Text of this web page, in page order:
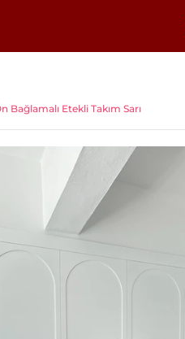
Bağlamalı Etekli Takım Sarı